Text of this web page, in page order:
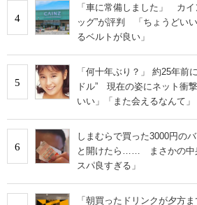
4
「車に常備しました」 カイ
ッグ”が評判 「ちょうどい
るベルトが良い」
5
「何十年ぶり？」 約25年前
ドル” 現在の姿にネット衝
いい」「また会えるなんて」
6
しまむらで買った3000円の
と開けたら…… まさかの中
スパ良すぎる」
「朝買ったドリンクが夕方